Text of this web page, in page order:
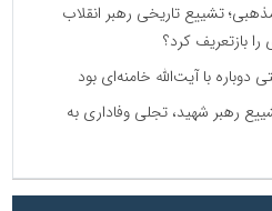
تشییع تاریخی رهبر انقلاب
بازتعریف کرد؟
با آیت‌الله خامنه‌ای بود
رهبر شهید، تجلی وفاداری به